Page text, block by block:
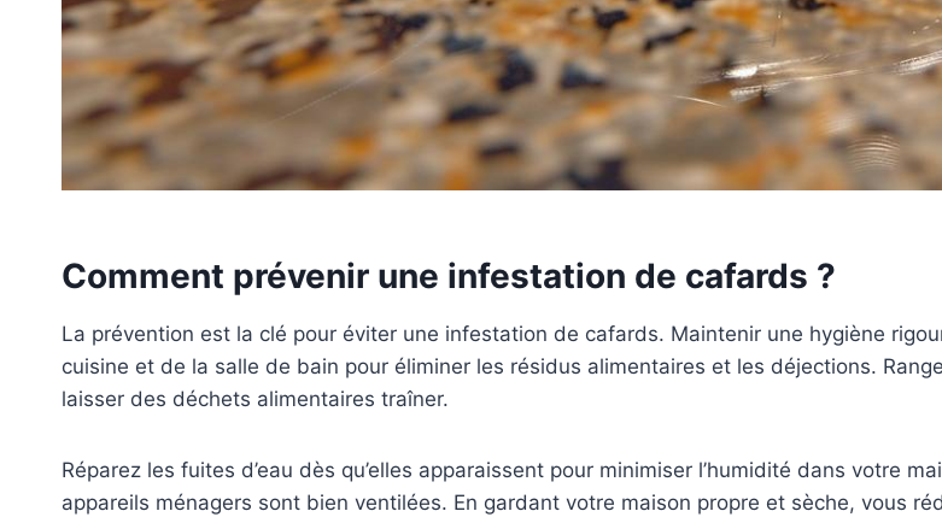
Comment prévenir une infestation de cafards ?
La prévention est la clé pour éviter une infestation de cafards. Maintenir une hygiène
cuisine et de la salle de bain pour éliminer les résidus alimentaires et les déjections.
laisser des déchets alimentaires traîner.
Réparez les fuites d’eau dès qu’elles apparaissent pour minimiser l’humidité dans votre
appareils ménagers sont bien ventilées. En gardant votre maison propre et sèche, vous